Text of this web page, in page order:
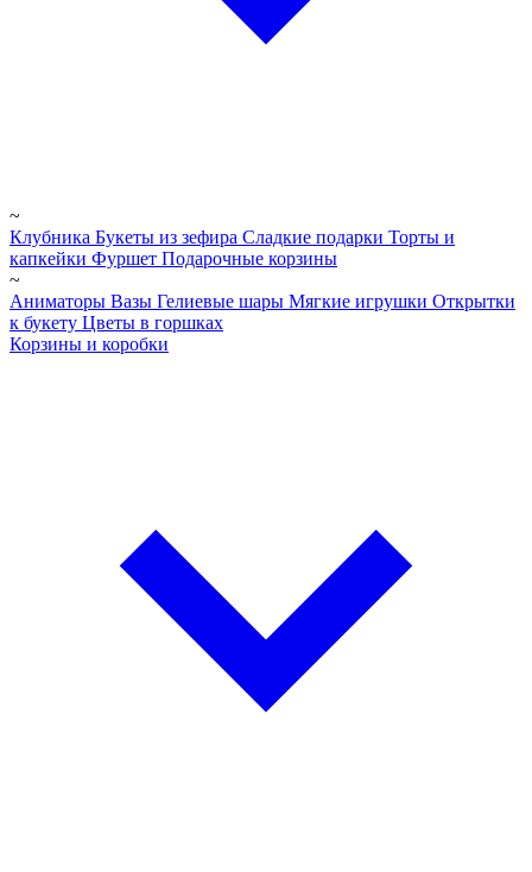
~
Клубника Букеты из зефира Сладкие подарки Торты и
капкейки Фуршет Подарочные корзины
~
Аниматоры Вазы Гелиевые шары Мягкие игрушки Открытки
к букету Цветы в горшках
Корзины и коробки